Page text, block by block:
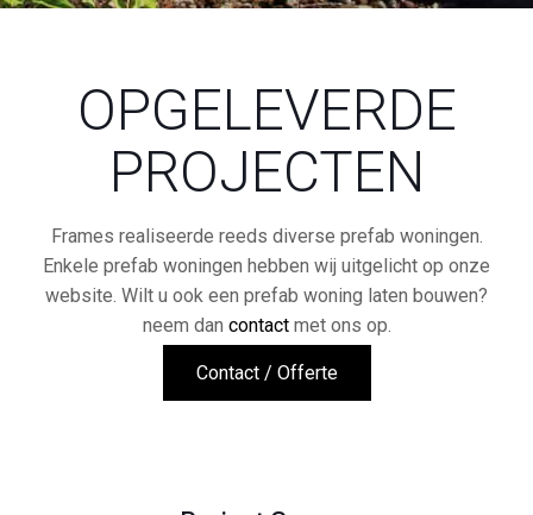
OPGELEVERDE
PROJECTEN
Frames realiseerde reeds diverse prefab woningen.
Enkele prefab woningen hebben wij uitgelicht op onze
website. Wilt u ook een prefab woning laten bouwen?
neem dan contactmet ons op.
Contact / Offerte